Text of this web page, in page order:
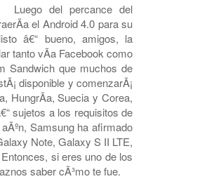
Luego del percance del
el Android 4.0 para su
â€“ bueno, amigos, la
tanto vÃ­a Facebook como
Sandwich que muchos de
disponible y comenzarÃ¡
HungrÃ­a, Suecia y Corea,
sujetos a los requisitos de
Samsung ha afirmado
Note, Galaxy S II LTE,
si eres uno de los
saber cÃ³mo te fue.